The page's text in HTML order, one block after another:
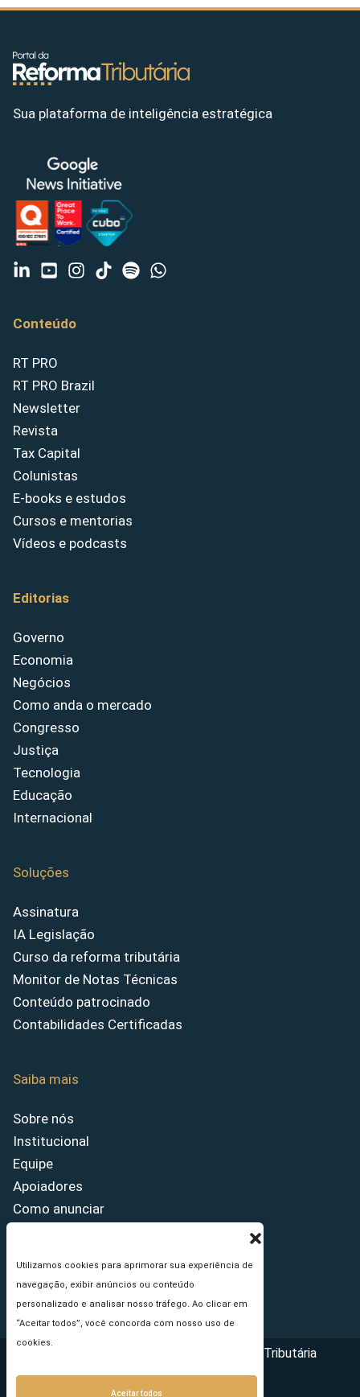
Utilizamos cookies para aprimorar sua experiência de
navegação, exibir anúncios ou conteúdo
personalizado e analisar nosso tráfego. Ao clicar em
“Aceitar todos”, você concorda com nosso uso de
cookies.
Aceitar todos
Sua plataforma de inteligência estratégica
Conteúdo
RT PRO
RT PRO Brazil
Newsletter
Revista
Tax Capital
Colunistas
E-books e estudos
Cursos e mentorias
Vídeos e podcasts
Editorias
Governo
Economia
Negócios
Como anda o mercado
Congresso
Justiça
Tecnologia
Educação
Internacional
Soluções
Assinatura
IA Legislação
Curso da reforma tributária
Monitor de Notas Técnicas
Conteúdo patrocinado
Contabilidades Certificadas
Saiba mais
Sobre nós
Institucional
Equipe
Apoiadores
Como anunciar
Princípios Editoriais
Copyright © 2026 - Portal da Reforma Tributária